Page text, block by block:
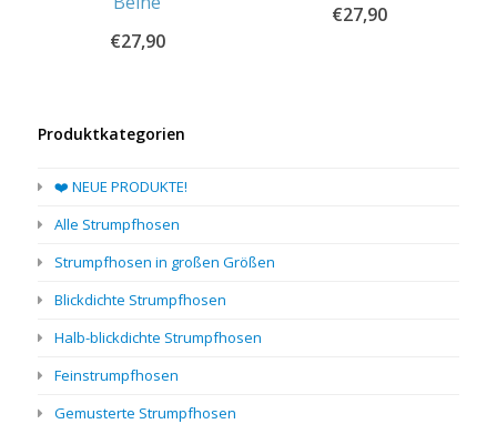
€27,90
€27,90
Produktkategorien
❤️ NEUE PRODUKTE!
Alle Strumpfhosen
Strumpfhosen in großen Größen
Blickdichte Strumpfhosen
Halb-blickdichte Strumpfhosen
Feinstrumpfhosen
Gemusterte Strumpfhosen